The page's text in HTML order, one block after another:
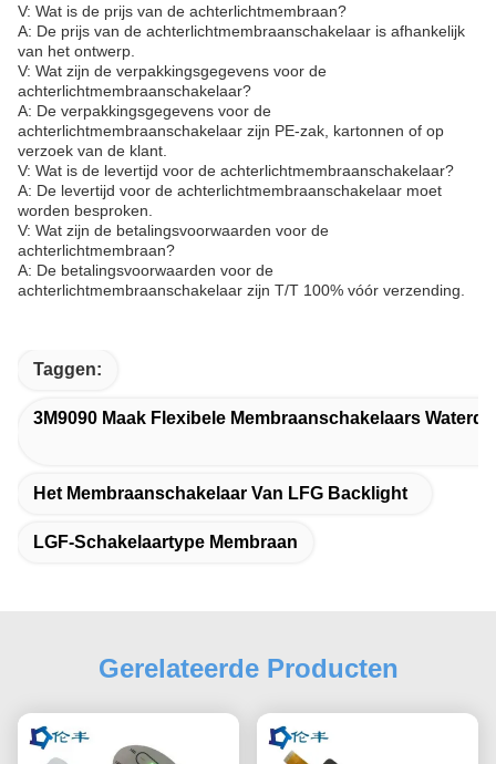
V: Wat is de prijs van de achterlichtmembraan?
A: De prijs van de achterlichtmembraanschakelaar is afhankelijk
van het ontwerp.
V: Wat zijn de verpakkingsgegevens voor de
achterlichtmembraanschakelaar?
A: De verpakkingsgegevens voor de
achterlichtmembraanschakelaar zijn PE-zak, kartonnen of op
verzoek van de klant.
V: Wat is de levertijd voor de achterlichtmembraanschakelaar?
A: De levertijd voor de achterlichtmembraanschakelaar moet
worden besproken.
V: Wat zijn de betalingsvoorwaarden voor de
achterlichtmembraan?
A: De betalingsvoorwaarden voor de
achterlichtmembraanschakelaar zijn T/T 100% vóór verzending.
Taggen:
3M9090 Maak Flexibele Membraanschakelaars
Het Membraanschakelaar Van LFG Backlight
LGF-Schakelaartype Membraan
Gerelateerde Producten